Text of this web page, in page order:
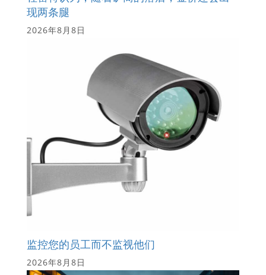
现两条腿
2026年8月8日
监控您的员工而不监视他们
2026年8月8日